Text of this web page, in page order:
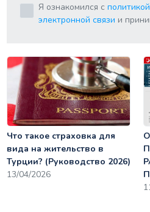
Я ознакомился с
электронной связи и
Что такое страховка для
вида на жительство в
Турции? (Руководство 2026)
13/04/2026